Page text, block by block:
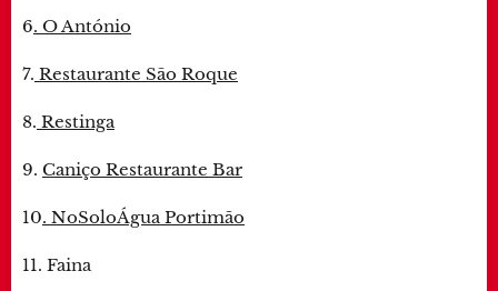
6. O António
7. Restaurante São Roque
8. Restinga
9. Caniço Restaurante Bar
10. NoSoloÁgua Portimão
11. Faina